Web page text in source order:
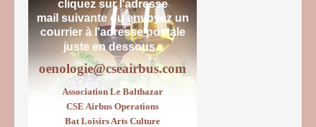
cliquez sur l'adresse
mail suivante ou envoyez un
courrierà l'adresse postale
juste en dessous :
oenologie@cseairbus.com
Association Le Balthazar
CSE Airbus Operations
Bat Loisirs Arts Culture